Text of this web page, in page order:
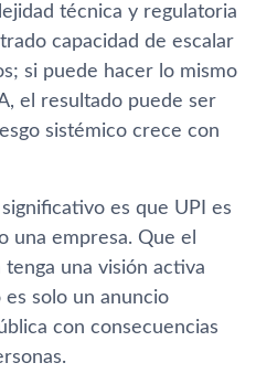
técnica y regulatoria
capacidad de escalar
si puede hacer lo mismo
el resultado puede ser
sistémico crece con
es que UPI es
una empresa. Que el
una visión activa
solo un anuncio
con consecuencias